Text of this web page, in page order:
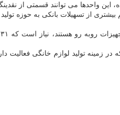
واحدها می توانند قسمتی از
تولید لوازم خانگی فعالیت